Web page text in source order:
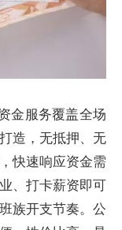
金服务覆盖全场
造，无抵押、无
快速响应资金需
、打卡薪资即可
族开支节奏。公